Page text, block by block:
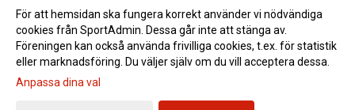
Gå till Webbversion
För att hemsidan ska fungera korrekt använder vi nödvändiga
cookies från SportAdmin. Dessa går inte att stänga av.
Föreningen kan också använda frivilliga cookies, t.ex. för statistik
eller marknadsföring. Du väljer själv om du vill acceptera dessa.
Anpassa dina val